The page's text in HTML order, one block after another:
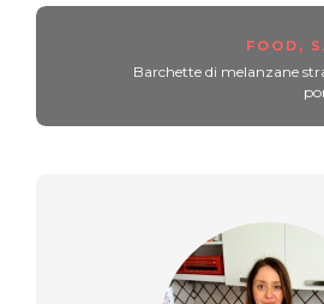
FOOD ,
Barchette di melanzane